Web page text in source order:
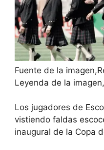
Fuente de la imagen,
Leyenda de la imagen,
Los jugadores de
vistiendo faldas
inaugural de la Copa